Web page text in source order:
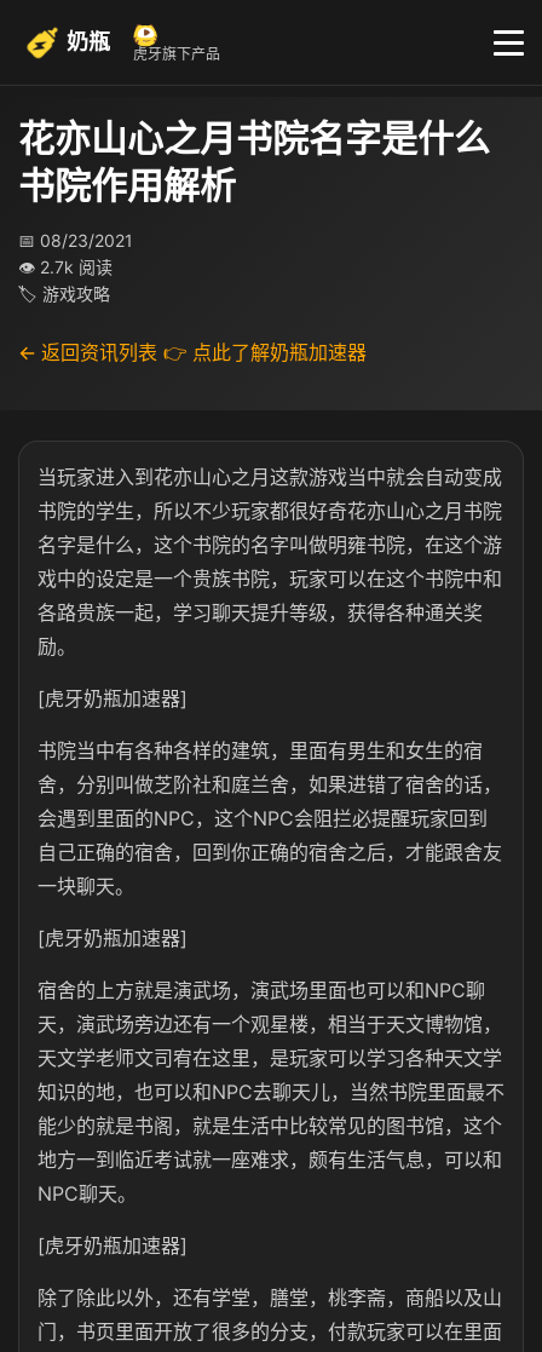
奶瓶 虎牙旗下产品
花亦山心之月书院名字是什么
书院作用解析
📅 08/23/2021
👁 2.7k 阅读
🏷 游戏攻略
← 返回资讯列表 👉 点此了解奶瓶加速器
当玩家进入到花亦山心之月这款游戏当中就会自动变成
书院的学生，所以不少玩家都很好奇花亦山心之月书院
名字是什么，这个书院的名字叫做明雍书院，在这个游
戏中的设定是一个贵族书院，玩家可以在这个书院中和
各路贵族一起，学习聊天提升等级，获得各种通关奖
励。
[虎牙奶瓶加速器]
书院当中有各种各样的建筑，里面有男生和女生的宿
舍，分别叫做芝阶社和庭兰舍，如果进错了宿舍的话，
会遇到里面的NPC，这个NPC会阻拦必提醒玩家回到
自己正确的宿舍，回到你正确的宿舍之后，才能跟舍友
一块聊天。
[虎牙奶瓶加速器]
宿舍的上方就是演武场，演武场里面也可以和NPC聊
天，演武场旁边还有一个观星楼，相当于天文博物馆，
天文学老师文司宥在这里，是玩家可以学习各种天文学
知识的地，也可以和NPC去聊天儿，当然书院里面最不
能少的就是书阁，就是生活中比较常见的图书馆，这个
地方一到临近考试就一座难求，颇有生活气息，可以和
NPC聊天。
[虎牙奶瓶加速器]
除了除此以外，还有学堂，膳堂，桃李斋，商船以及山
门，书页里面开放了很多的分支，付款玩家可以在里面